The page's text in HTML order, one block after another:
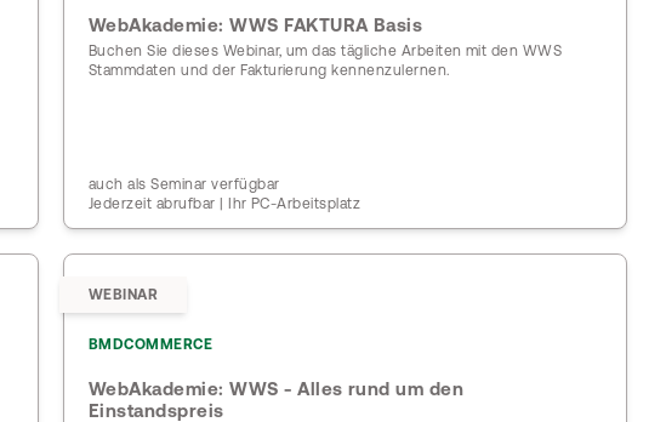
WebAkademie: WWS FAKTURA Basis
Buchen Sie dieses Webinar, um das tägliche Arbeiten mit den WWS
Stammdaten und der Fakturierung kennenzulernen.
auch als Seminar verfügbar
Jederzeit abrufbar | Ihr PC-Arbeitsplatz
WEBINAR
BMDCOMMERCE
WebAkademie: WWS - Alles rund um den
Einstandspreis